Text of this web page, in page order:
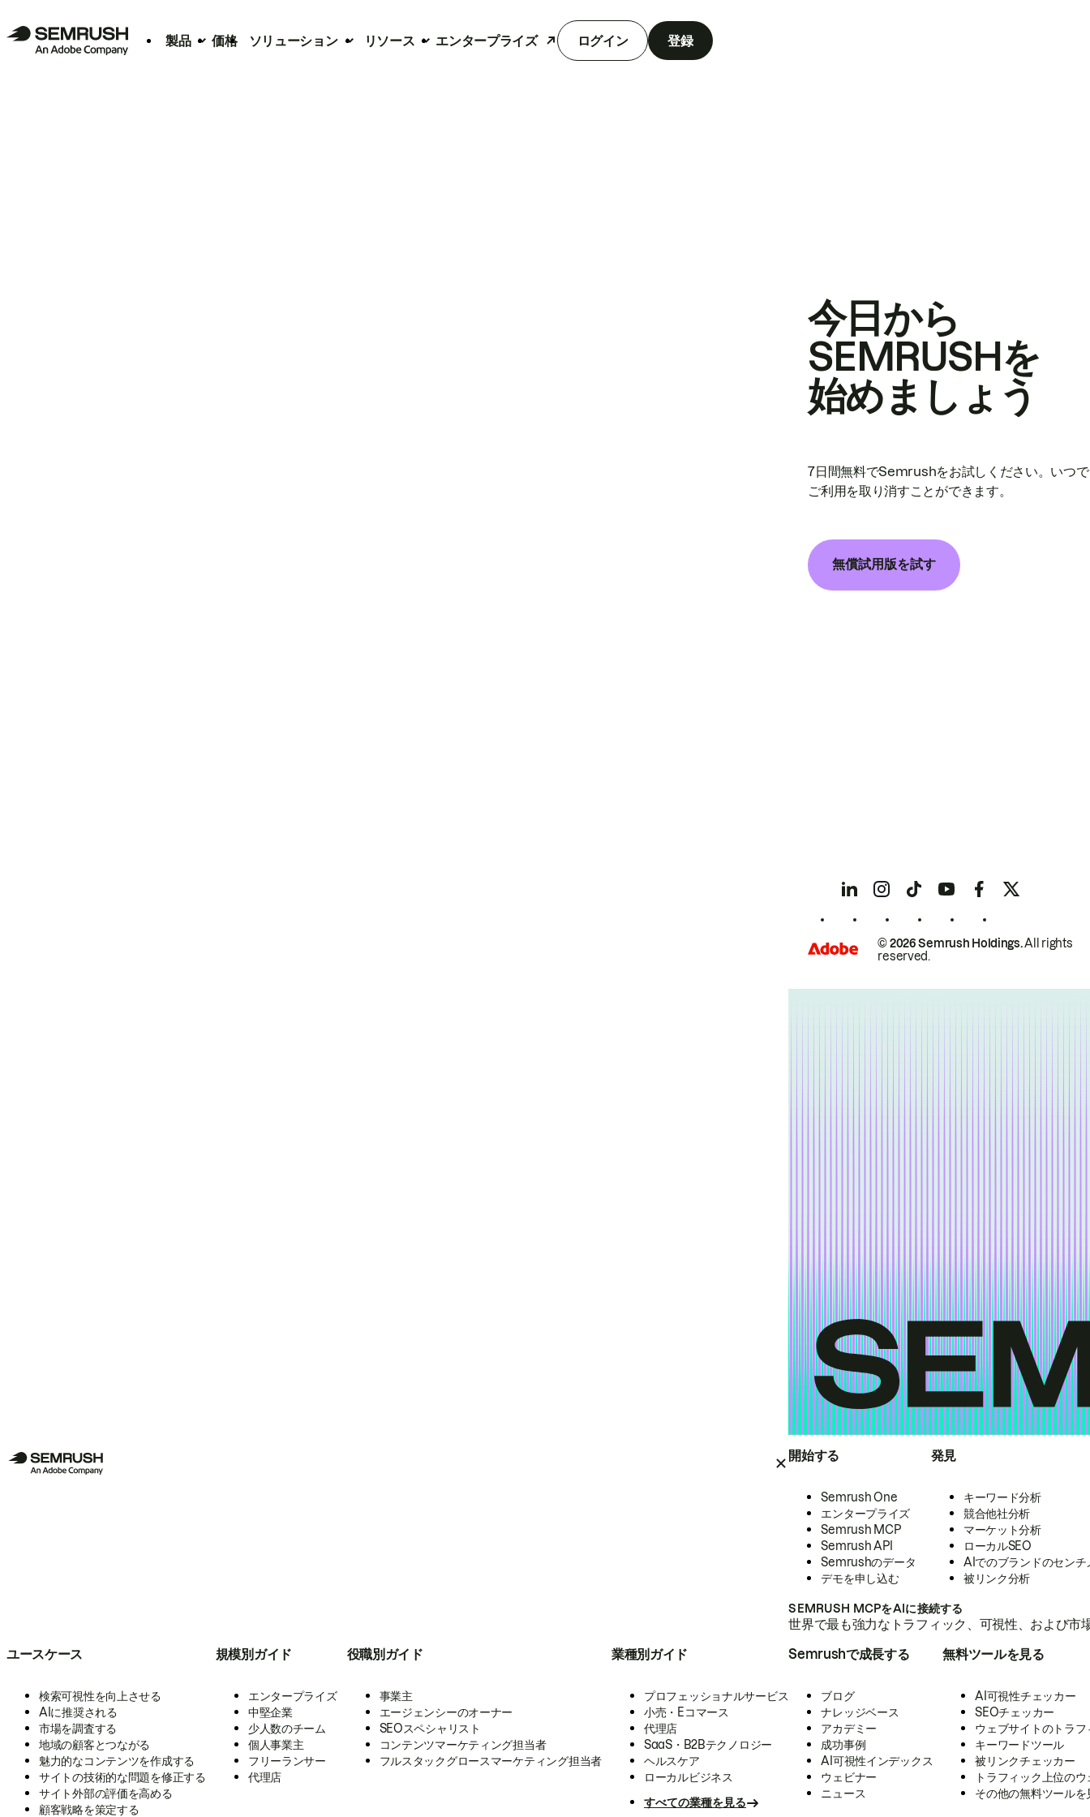
製品 価格 ソリューション リソース エンタープライズ ログイン 登録
開始する
Semrush One
エンタープライズ
Semrush MCP
Semrush API
Semrushのデータ
デモを申し込む
発見
キーワード分析
競合他社分析
マーケット分析
ローカルSEO
AIでのブランドのセンチ
被リンク分析
SEMRUSH MCPをAIに接続する
世界で最も強力なトラフィック、可視性、および
ユースケース
検索可視性を向上させる
AIに推奨される
市場を調査する
地域の顧客とつながる
魅力的なコンテンツを作成する
サイトの技術的な問題を修正する
サイト外部の評価を高める
顧客戦略を策定する
規模別ガイド
エンタープライズ
中堅企業
少人数のチーム
個人事業主
フリーランサー
代理店
役職別ガイド
事業主
エージェンシーのオーナー
SEOスペシャリスト
コンテンツマーケティング担当者
フルスタックグロースマーケティング担当者
業種別ガイド
プロフェッショナルサービス
小売・Eコマース
代理店
SaaS・B2Bテクノロジー
ヘルスケア
ローカルビジネス
すべての業種を見る
Semrushで成長する
ブログ
ナレッジベース
アカデミー
成功事例
AI可視性インデックス
ウェビナー
ニュース
無料ツールを見る
AI可視性チェッカー
SEOチェッカー
ウェブサイトのトラ
キーワードツール
被リンクチェッカー
トラフィック上位の
その他の無料ツールを
今日から
SEMRUSHを
始めましょう
7日間無料でSemrushをお試しください。いつ
ご利用を取り消すことができます。
無償試用版を試す
© 2026 Semrush Holdings.All rights
reserved.